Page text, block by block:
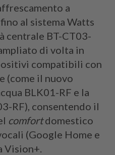
a
al sistema Watts
centrale BT-CT03-
di volta in
compatibili con
(come il nuovo
BLK01-RF e la
RF), consentendo il
comfortdomestico
(Google Home e
Vision+.